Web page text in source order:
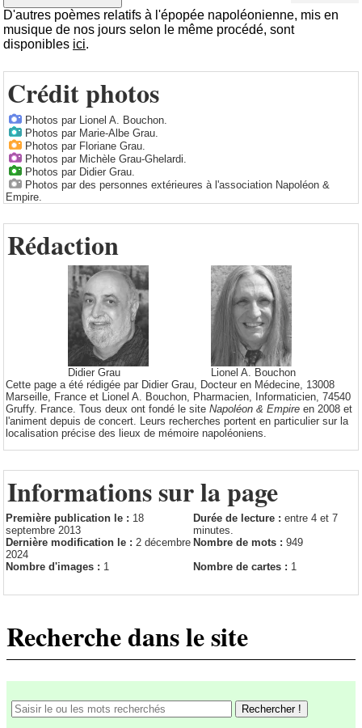
D'autres poèmes relatifs à l'épopée napoléonienne, mis en
musique de nos jours selon le même procédé, sont
disponibles ici.
Crédit photos
Photos par Lionel A. Bouchon.
Photos par Marie-Albe Grau.
Photos par Floriane Grau.
Photos par Michèle Grau-Ghelardi.
Photos par Didier Grau.
Photos par des personnes extérieures à l'association Napoléon &
Empire.
Rédaction
Didier Grau
Lionel A. Bouchon
Cette page a été rédigée par Didier Grau, Docteur en Médecine, 13008
Marseille, France et Lionel A. Bouchon, Pharmacien, Informaticien, 74540
Gruffy. France. Tous deux ont fondé le site Napoléon & Empire en 2008 et
l'animent depuis de concert. Leurs recherches portent en particulier sur la
localisation précise des lieux de mémoire napoléoniens.
Informations sur la page
Première publication le : 18
septembre 2013
Durée de lecture : entre 4 et 7
minutes.
Dernière modification le : 2 décembre
2024
Nombre de mots : 949
Nombre d'images : 1 Nombre de cartes : 1
Recherche dans le site